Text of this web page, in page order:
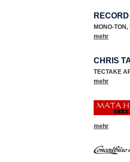
MONO-TON,
mehr
CHRIS
TECTAKE
mehr
mehr